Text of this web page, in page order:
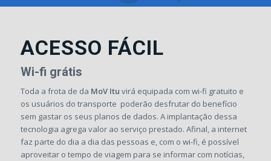
ACESSO FÁCIL
Wi-fi grátis
Toda a frota de da MoV Itu virá equipada com wi-fi gratuito e
os usuários do transporte poderão desfrutar do benefício
sem gastar os seus planos de dados. A implantação dessa
tecnologia agrega valor ao serviço prestado. Afinal, a internet
faz parte do dia a dia das pessoas e, com o wi-fi, é possível
aproveitar o tempo de viagem para se informar com notícias,